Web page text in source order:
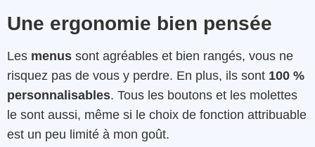
Une ergonomie bien pensée
Les menus sont agréables et bien rangés, vous ne
risquez pas de vous y perdre. En plus, ils sont 100 %
personnalisables. Tous les boutons et les molettes
le sont aussi, même si le choix de fonction attribuable
est un peu limité à mon goût.